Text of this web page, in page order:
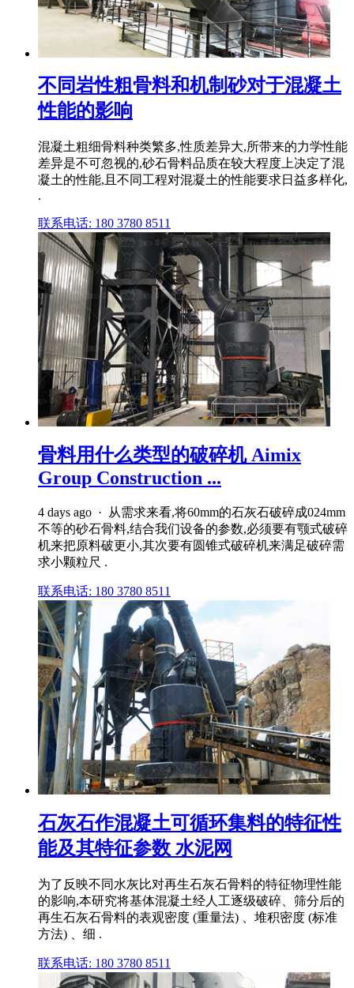
不同岩性粗骨料和机制砂对于混凝土
性能的影响
混凝土粗细骨料种类繁多,性质差异大,所带来的力学性能
差异是不可忽视的,砂石骨料品质在较大程度上决定了混
凝土的性能,且不同工程对混凝土的性能要求日益多样化,
.
联系电话: 180 3780 8511
骨料用什么类型的破碎机 Aimix
Group Construction ...
4 days ago · 从需求来看,将60mm的石灰石破碎成024mm
不等的砂石骨料,结合我们设备的参数,必须要有颚式破碎
机来把原料破更小,其次要有圆锥式破碎机来满足破碎需
求小颗粒尺 .
联系电话: 180 3780 8511
石灰石作混凝土可循环集料的特征性
能及其特征参数 水泥网
为了反映不同水灰比对再生石灰石骨料的特征物理性能
的影响,本研究将基体混凝土经人工逐级破碎、筛分后的
再生石灰石骨料的表观密度 (重量法) 、堆积密度 (标准
方法) 、细 .
联系电话: 180 3780 8511